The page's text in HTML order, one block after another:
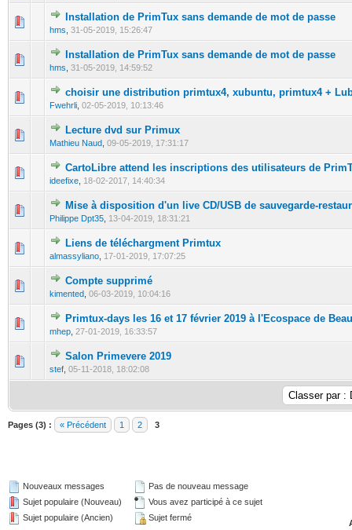
Installation de PrimTux sans demande de mot de passe
hms 31-05-2019, 15:26:47
0 Votes - 0 sur 5 en moyenne
123 45
Installation de PrimTux sans demande de mot de passe
hms 31-05-2019, 14:59:52
0 Votes - 0 sur 5 en moyenne
123 45
choisir une distribution primtux4, xubuntu, primtux4 +
Fwehrli 02-05-2019, 10:13:46
0 Votes - 0 sur 5 en moyenne
123 45
Lecture dvd sur Primux
Mathieu Naud 09-05-2019, 17:31:17
0 Votes - 0 sur 5 en moyenne
123
CartoLibre attend les inscriptions des utilisateurs de
ideefixe 18-02-2017, 14:40:34
0 Votes - 0 sur 5 en moyenne
1 2345
Mise à disposition d'un live CD/USB de sauvegarde-
Philippe Dpt35 13-04-2019, 18:31:21
0 Votes - 0 sur 5 en moyenne
123 45
Liens de téléchargment Primtux
almassyliano 17-01-2019, 17:07:25
0 Votes - 0 sur 5 en moyenne
123 4 5
Compte supprimé
kimented 06-03-2019, 10:04:16
0 Votes - 0 sur 5 en moyenne
Primtux-days les 16 et 17 février 2019 à l'Ecospace de
mhep 27-01-2019, 16:33:57
0 Votes - 0 sur 5 en moyenne
12 34 5
Salon Primevere 2019
stef 05-11-2018, 18:02:08
0 Votes - 0 sur 5 en moyenne
12
Pages (3) : « Précédent 1 2 3
Nouveaux messages
Sujet populaire (Nouveau)
Sujet populaire (Ancien)
Pas de nouveau message
Vous avez participé à ce sujet
Sujet fermé